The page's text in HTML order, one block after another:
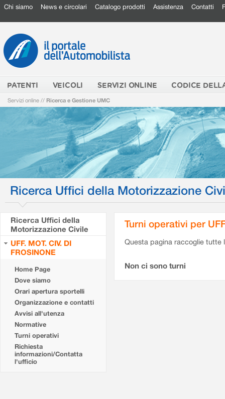
Chi siamo News e circolari Catalogo prodotti Assistenza Contatti
PATENTI VEICOLI SERVIZI ONLINE CODICE
Servizi online // Ricerca e Gestione UMC
Ricerca Uffici della Motorizzazione
Ricerca Uffici della
Motorizzazione Civile
UFF. MOT. CIV. DI
FROSINONE
Home Page
Dove siamo
Orari apertura sportelli
Organizzazione e contatti
Avvisi all'utenza
Normative
Turni operativi
Richiesta
informazioni/Contatta
l'ufficio
Turni operativi per
Questa pagina raccoglie tutte
Non ci sono turni